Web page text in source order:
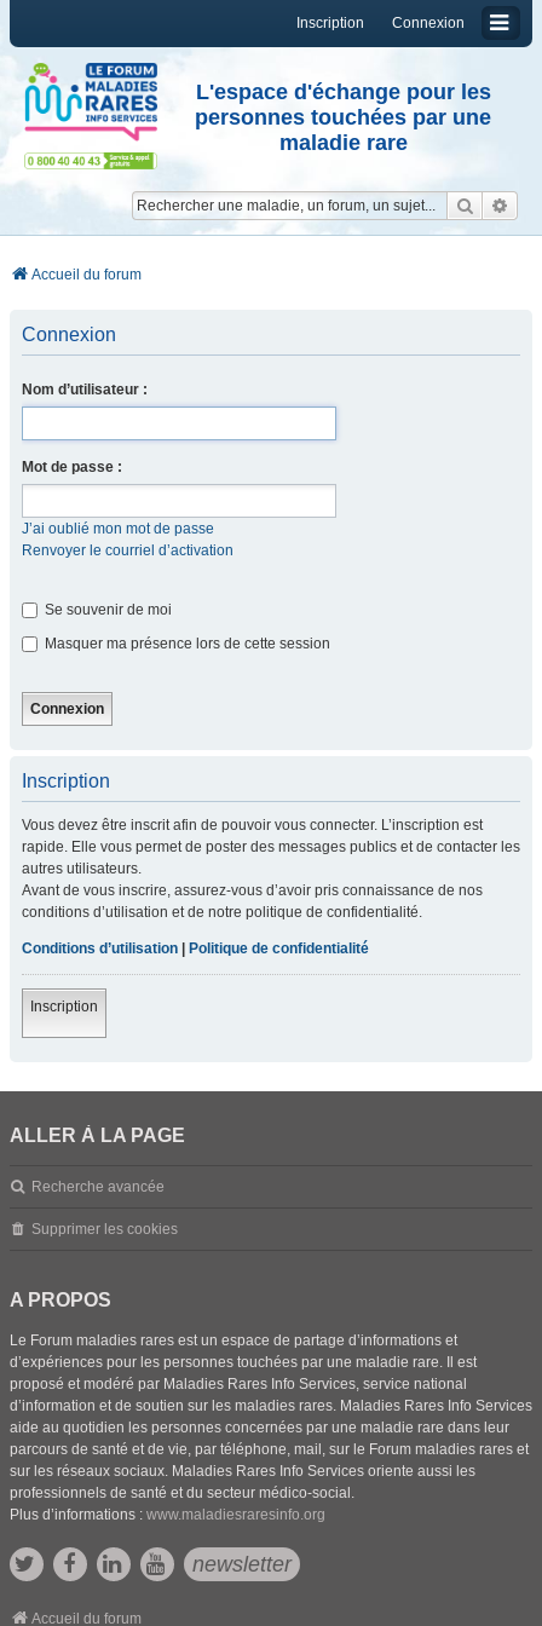
Connexion
Inscription
L'espace d'échange pour les
personnes touchées par une
maladie rare
Accueil du forum
Connexion
Nom d’utilisateur :
Mot de passe :
J’ai oublié mon mot de passe
Renvoyer le courriel d’activation
Se souvenir de moi
Masquer ma présence lors de cette session
Inscription
Vous devez être inscrit afin de pouvoir vous connecter. L’inscription est
rapide. Elle vous permet de poster des messages publics et de contacter les
autres utilisateurs.
Avant de vous inscrire, assurez-vous d’avoir pris connaissance de nos
conditions d’utilisation et de notre politique de confidentialité.
Conditions d’utilisation Politique de confidentialité
Inscription
ALLER À LA PAGE
Recherche avancée
Supprimer les cookies
A PROPOS
Le Forum maladies rares est un espace de partage d’informations et
d’expériences pour les personnes touchées par une maladie rare. Il est
proposé et modéré par Maladies Rares Info Services, service national
d’information et de soutien sur les maladies rares. Maladies Rares Info Services
aide au quotidien les personnes concernées par une maladie rare dans leur
parcours de santé et de vie, par téléphone, mail, sur le Forum maladies rares et
sur les réseaux sociaux. Maladies Rares Info Services oriente aussi les
professionnels de santé et du secteur médico-social.
Plus d’informations : www.maladiesraresinfo.org
newsletter
Accueil du forum